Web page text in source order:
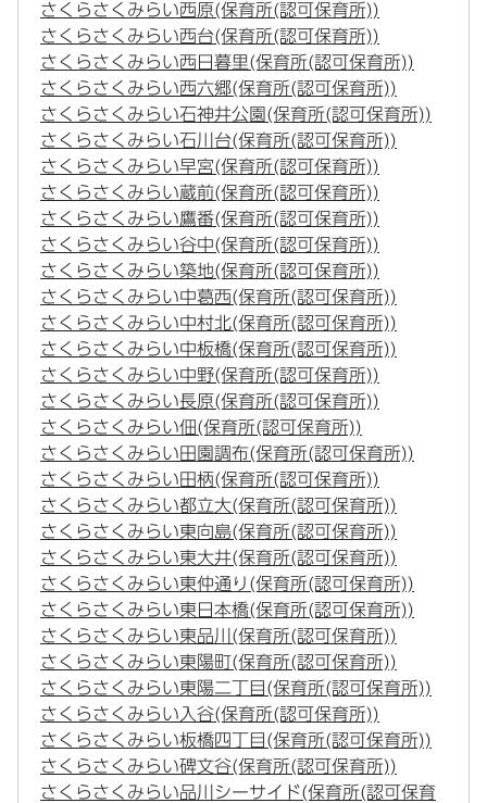
さくらさくみらい西原(保育所(認可保育所))
さくらさくみらい西台(保育所(認可保育所))
さくらさくみらい西日暮里(保育所(認可保育所))
さくらさくみらい西六郷(保育所(認可保育所))
さくらさくみらい石神井公園(保育所(認可保育所))
さくらさくみらい石川台(保育所(認可保育所))
さくらさくみらい早宮(保育所(認可保育所))
さくらさくみらい蔵前(保育所(認可保育所))
さくらさくみらい鷹番(保育所(認可保育所))
さくらさくみらい谷中(保育所(認可保育所))
さくらさくみらい築地(保育所(認可保育所))
さくらさくみらい中葛西(保育所(認可保育所))
さくらさくみらい中村北(保育所(認可保育所))
さくらさくみらい中板橋(保育所(認可保育所))
さくらさくみらい中野(保育所(認可保育所))
さくらさくみらい長原(保育所(認可保育所))
さくらさくみらい佃(保育所(認可保育所))
さくらさくみらい田園調布(保育所(認可保育所))
さくらさくみらい田柄(保育所(認可保育所))
さくらさくみらい都立大(保育所(認可保育所))
さくらさくみらい東向島(保育所(認可保育所))
さくらさくみらい東大井(保育所(認可保育所))
さくらさくみらい東仲通り(保育所(認可保育所))
さくらさくみらい東日本橋(保育所(認可保育所))
さくらさくみらい東品川(保育所(認可保育所))
さくらさくみらい東陽町(保育所(認可保育所))
さくらさくみらい東陽二丁目(保育所(認可保育所))
さくらさくみらい入谷(保育所(認可保育所))
さくらさくみらい板橋四丁目(保育所(認可保育所))
さくらさくみらい碑文谷(保育所(認可保育所))
さくらさくみらい品川シーサイド(保育所(認可保育